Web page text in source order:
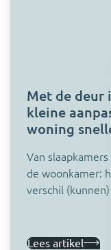
Met de deur
kleine
woning
Van
de woonkamer:
verschil
Lees artikel